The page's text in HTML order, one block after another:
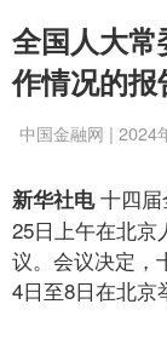
全国人大
作情况的报
中国金融网 | 2024
新华社电十四届
25日上午在北京
议。会议决定，
4日至8日在北京